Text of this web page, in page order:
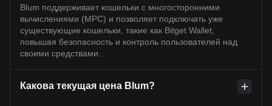
Blum поддерживает кошельки с многосторонними
вычислениями (MPC) и позволяет подключать уже
существующие кошельки, такие как Bitget Wallet,
повышая безопасность и контроль пользователей над
своими средствами.
Какова текущая цена Blum?